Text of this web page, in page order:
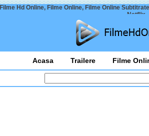
Filme Hd Online, Filme Online, Filme Online
Netflix
Acasa Trailere Filme